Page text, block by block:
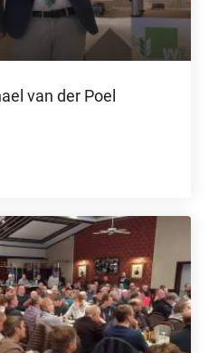
van der Poel